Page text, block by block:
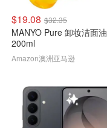
$19.08 $32.35
MANYO Pure 卸妆洁面油
200ml
Amazon澳洲亚马逊